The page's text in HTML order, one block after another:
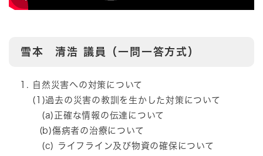
雪本 清浩 議員（一問一答方式）
自然災害への対策について
(1)過去の災害の教訓を生かした対策について
(a)正確な情報の伝達について
(b)傷病者の治療について
(c) ライフライン及び物資の確保について